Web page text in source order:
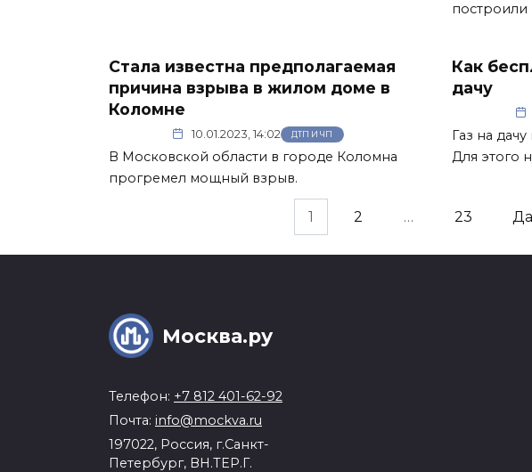
построили
Стала известна предполагаемая
причина взрыва в жилом доме в
Коломне
10.01.2023, 14:02 ДТП И ЧП
В Московской области в городе Коломна
прогремел мощный взрыв.
Как
дачу
Газ на
Для этого
1 2 … 23
Москва.ру
Телефон: +7 812 401-62-92
Почта: info@mockva.ru
197022, Россия, г.Санкт-
Петербург, ВН.ТЕР.Г.